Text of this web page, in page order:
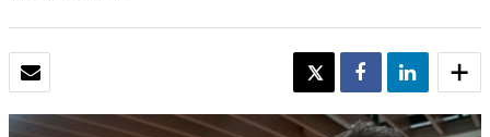
TWEET SHARE SHARE